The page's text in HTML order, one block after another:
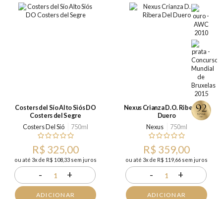
Costers del Sío Alto Siós DO
Costers del Segre
Costers Del Sió
750ml
R$ 325,00
ou até 3x de R$ 108,33 sem juros
- 1 +
ADICIONAR
Nexus Crianza D.O. Ribera Del
Duero
Nexus
750ml
R$ 359,00
ou até 3x de R$ 119,66 sem juros
- 1 +
ADICIONAR